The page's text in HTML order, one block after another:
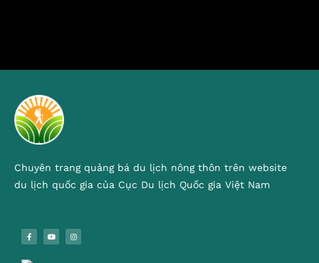
Chuyên trang quảng bá du lịch nông thôn trên website
du lịch quốc gia của Cục Du lịch Quốc gia Việt Nam